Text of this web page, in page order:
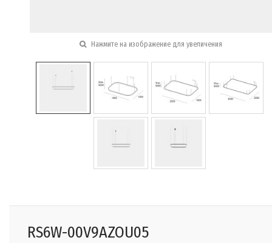
Нажмите на изображение для увеличения
RS6W-00V9AZOU05